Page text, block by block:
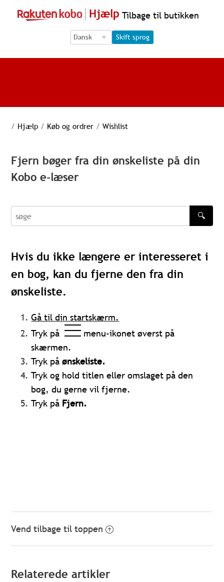
Hjælp Tilbage til butikken
Language Selection
Language Selection
Skift sprog
/ Hjælp / Køb og ordrer / Wishlist
Fjern bøger fra din ønskeliste på din
Kobo e-læser
søge
🔍
Hvis du ikke længere er interesseret i
en bog, kan du fjerne den fra din
ønskeliste.
Gå til din startskærm.
Tryk på
menu-ikonet øverst på
skærmen.
Tryk påønskeliste.
Tryk og hold titlen eller omslaget på den
bog, du gerne vil fjerne.
Tryk på Fjern.
Vend tilbage til toppen
Relaterede artikler